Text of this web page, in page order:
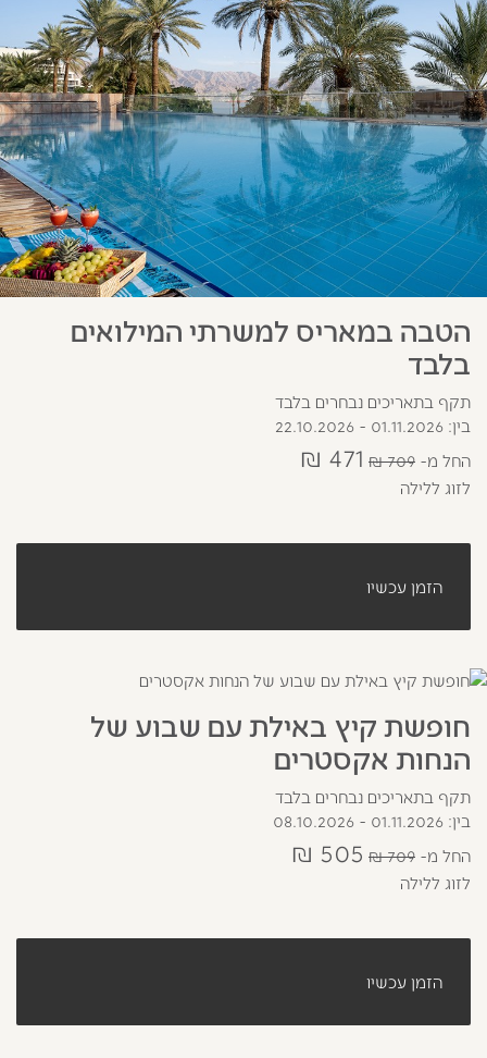
הטבה במאריס למשרתי המילואים
בלבד
תקף בתאריכים נבחרים בלבד
בין: 01.11.2026 - 22.10.2026
החל מ
709 ₪
471 ₪
לזוג ללילה
הזמן עכשיו
חופשת קיץ באילת עם שבוע של
הנחות אקסטרים
תקף בתאריכים נבחרים בלבד
בין: 01.11.2026 - 08.10.2026
החל מ
709 ₪
505 ₪
לזוג ללילה
הזמן עכשיו